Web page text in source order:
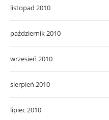
listopad 2010
październik 2010
wrzesień 2010
sierpień 2010
lipiec 2010